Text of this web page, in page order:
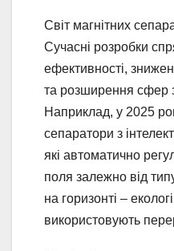
Світ магнітних
Сучасні розробки
ефективності,
та розширення сфер
Наприклад, у 2025
сепаратори з
які автоматично
поля залежно від
на горизонті –
використовують